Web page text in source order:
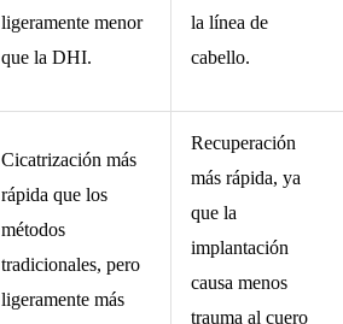
ligeramente menor
que la DHI.
la línea de
cabello.
Cicatrización más
rápida que los
métodos
tradicionales, pero
ligeramente más
Recuperación
más rápida, ya
que la
implantación
causa menos
trauma al cuero